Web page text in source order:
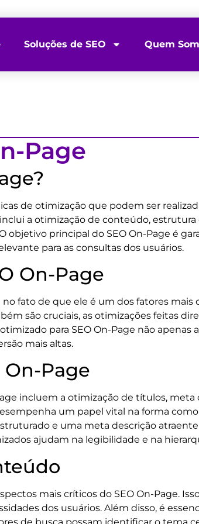
Soluções de SEO Quem
Page
de otimização que podem ser
a otimização de conteúdo,
objetivo principal do SEO On-Page é
para as consultas dos usuários.
On-Page
no fato de que ele é um dos fatores
são cruciais, as otimizações feitas
para SEO On-Page não
mais altas.
On-Page
incluem a otimização de títulos,
um papel vital na forma
e uma meta descrição
ajudam na legibilidade e na
mais críticos do SEO On-Page.
dos usuários. Além disso, é